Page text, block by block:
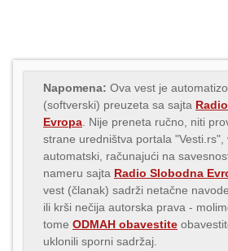
Napomena: Ova vest je
(softverski) preuzeta sa sajta
Evropa . Nije preneta ručno, niti
strane uredništva portala "Vesti.rs",
automatski, računajući na
nameru sajta Radio Slobodna
vest (članak) sadrži netačne
ili krši nečija autorska prava -
tome ODMAH obavestite
uklonili sporni sadržaj.